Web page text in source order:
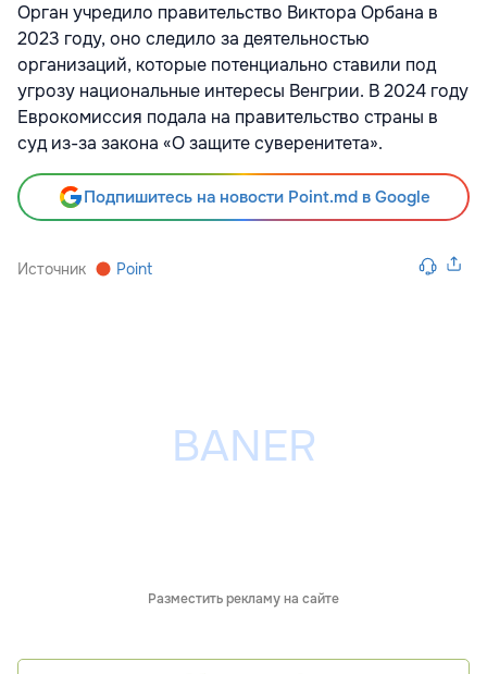
Орган учредило правительство Виктора Орбана в
2023 году, оно следило за деятельностью
организаций, которые потенциально ставили под
угрозу национальные интересы Венгрии. В 2024 году
Еврокомиссия подала на правительство страны в
суд из-за закона «О защите суверенитета».
Подпишитесь на новости Point.md в Google
Источник Point
Разместить рекламу на сайте